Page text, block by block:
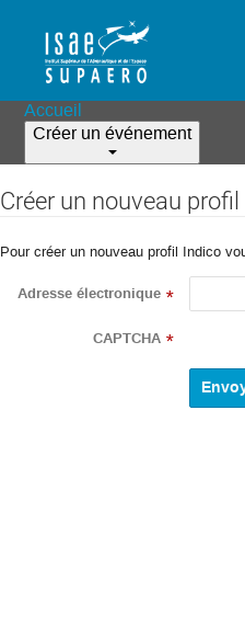
Accueil
Créer un événement
Créer un nouveau
Pour créer un nouveau profil Indico
Adresse électronique *
CAPTCHA *